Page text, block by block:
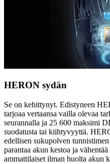
HERON sydän
Se on kehittynyt. Edistyneen
tarjoaa vertaansa vailla olevaa
seurannalla ja 25 600 maksimi
suodatusta tai kiihtyvyyttä.
edellisen sukupolven
parantaa akun kestoa ja
ammattilaiset ilman huolta akun